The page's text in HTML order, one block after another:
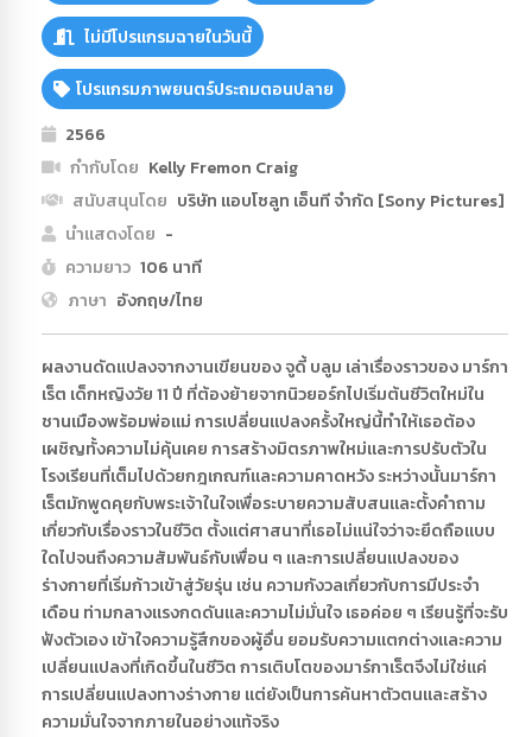
ไม่มีโปรแกรมฉายในวันนี้
โปรแกรมภาพยนตร์ประถมตอนปลาย
2566
กำกับโดย Kelly Fremon Craig
สนับสนุนโดย บริษัท แอบโซลูท เอ็นที จำกัด [Sony Pictures]
นำแสดงโดย -
ความยาว 106 นาที
ภาษา อังกฤษ/ไทย
ผลงานดัดแปลงจากงานเขียนของ จูดี้ บลูม เล่าเรื่องราวของ มาร์กา
เร็ต เด็กหญิงวัย 11 ปี ที่ต้องย้ายจากนิวยอร์กไปเริ่มต้นชีวิตใหม่ใน
ชานเมืองพร้อมพ่อแม่ การเปลี่ยนแปลงครั้งใหญ่นี้ทำให้เธอต้อง
เผชิญทั้งความไม่คุ้นเคย การสร้างมิตรภาพใหม่และการปรับตัวใน
โรงเรียนที่เต็มไปด้วยกฎเกณฑ์และความคาดหวัง ระหว่างนั้นมาร์กา
เร็ตมักพูดคุยกับพระเจ้าในใจเพื่อระบายความสับสนและตั้งคำถาม
เกี่ยวกับเรื่องราวในชีวิต ตั้งแต่ศาสนาที่เธอไม่แน่ใจว่าจะยึดถือแบบ
ใดไปจนถึงความสัมพันธ์กับเพื่อน ๆ และการเปลี่ยนแปลงของ
ร่างกายที่เริ่มก้าวเข้าสู่วัยรุ่น เช่น ความกังวลเกี่ยวกับการมีประจำ
เดือน ท่ามกลางแรงกดดันและความไม่มั่นใจ เธอค่อย ๆ เรียนรู้ที่จะรับ
ฟังตัวเอง เข้าใจความรู้สึกของผู้อื่น ยอมรับความแตกต่างและความ
เปลี่ยนแปลงที่เกิดขึ้นในชีวิต การเติบโตของมาร์กาเร็ตจึงไม่ใช่แค่
การเปลี่ยนแปลงทางร่างกาย แต่ยังเป็นการค้นหาตัวตนและสร้าง
ความมั่นใจจากภายในอย่างแท้จริง